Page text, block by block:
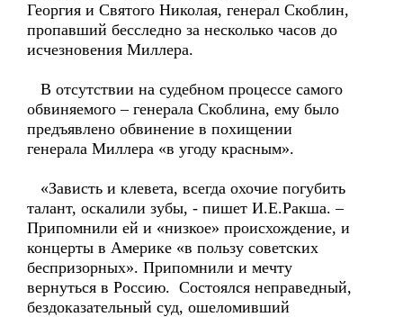
Георгия и Святого Николая, генерал Скоблин,
пропавший бесследно за несколько часов до
исчезновения Миллера.
В отсутствии на судебном процессе самого
обвиняемого – генерала Скоблина, ему было
предъявлено обвинение в похищении
генерала Миллера «в угоду красным».
«Зависть и клевета, всегда охочие погубить
талант, оскалили зубы, - пишет И.Е.Ракша. –
Припомнили ей и «низкое» происхождение, и
концерты в Америке «в пользу советских
беспризорных». Припомнили и мечту
вернуться в Россию. Состоялся неправедный,
бездоказательный суд, ошеломивший